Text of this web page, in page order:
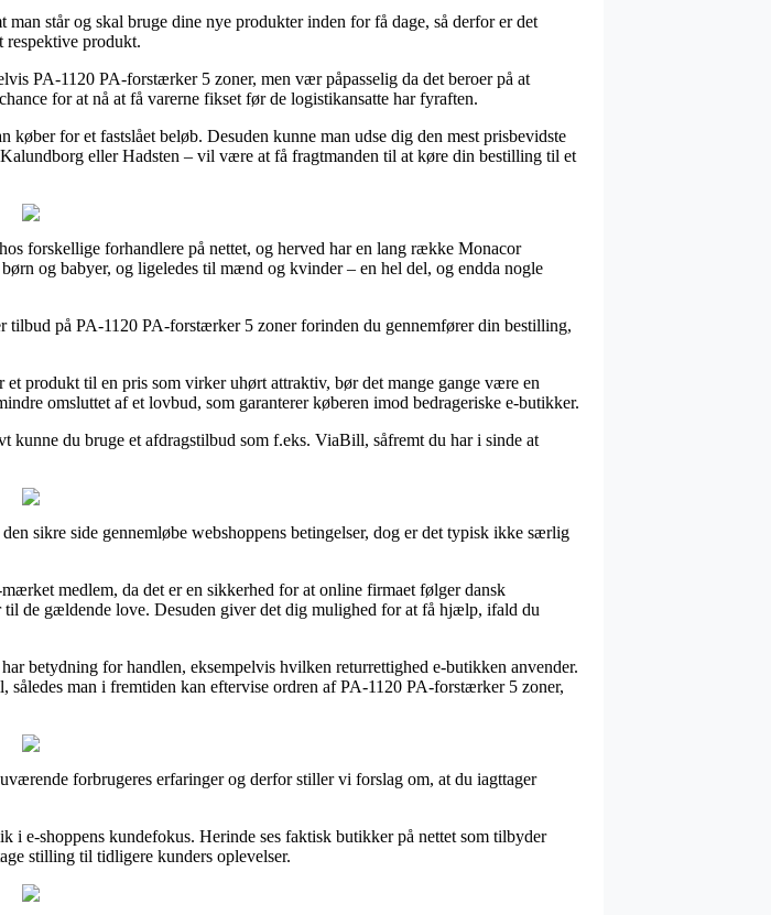
står og skal bruge dine nye produkter inden for få dage, så derfor er det
respektive produkt.
PA-1120 PA-forstærker 5 zoner, men vær påpasselig da det beroer på at
for at nå at få varerne fikset før de logistikansatte har fyraften.
for et fastslået beløb. Desuden kunne man udse dig den mest prisbevidste
eller Hadsten – vil være at få fragtmanden til at køre din bestilling til et
forskellige forhandlere på nettet, og herved har en lang række Monacor
og babyer, og ligeledes til mænd og kvinder – en hel del, og endda nogle
på PA-1120 PA-forstærker 5 zoner forinden du gennemfører din bestilling,
produkt til en pris som virker uhørt attraktiv, bør det mange gange være en
omsluttet af et lovbud, som garanterer køberen imod bedrageriske e-butikker.
du bruge et afdragstilbud som f.eks. ViaBill, såfremt du har i sinde at
sikre side gennemløbe webshoppens betingelser, dog er det typisk ikke særlig
medlem, da det er en sikkerhed for at online firmaet følger dansk
de gældende love. Desuden giver det dig mulighed for at få hjælp, ifald du
betydning for handlen, eksempelvis hvilken returrettighed e-butikken anvender.
man i fremtiden kan eftervise ordren af PA-1120 PA-forstærker 5 zoner,
forbrugeres erfaringer og derfor stiller vi forslag om, at du iagttager
e-shoppens kundefokus. Herinde ses faktisk butikker på nettet som tilbyder
stilling til tidligere kunders oplevelser.